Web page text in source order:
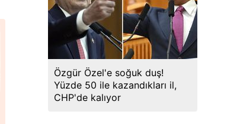
Özgür Özel'e soğuk duş!
Yüzde 50 ile kazandıkları il,
CHP'de kalıyor